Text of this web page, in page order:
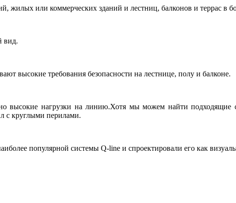
жилых или коммерческих зданий и лестниц, балконов и террас в
вид.
высокие требования безопасности на лестнице, полу и балконе.
высокие нагрузки на линию.Хотя мы можем найти подходящие
с круглыми перилами.
популярной системы Q-line и спроектировали его как